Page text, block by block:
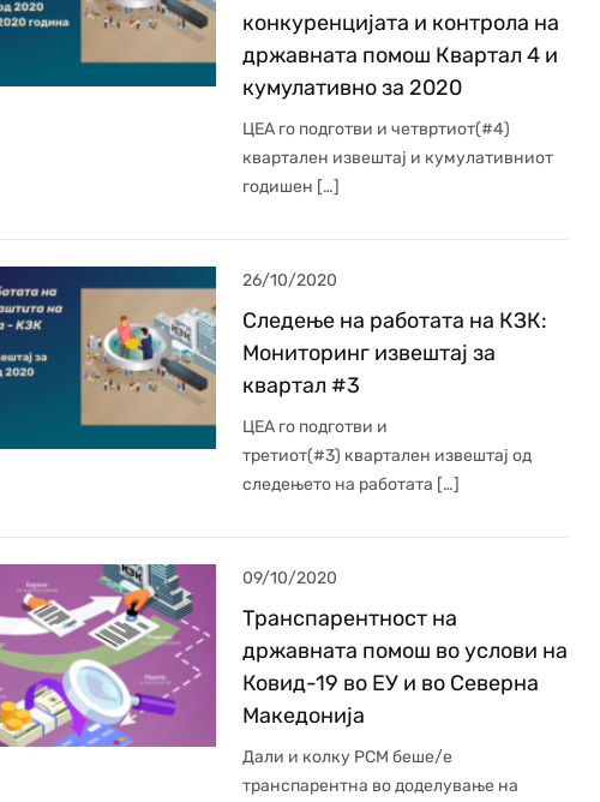
конкуренцијата и контрола на
државната помош Квартал 4 и
кумулативно за 2020
ЦЕА го подготви и четвртиот(#4)
квартален извештај и кумулативниот
годишен […]
26/10/2020
Следење на работата на КЗК:
Мониторинг извештај за
квартал #3
ЦЕА го подготви и
третиот(#3) квартален извештај од
следењето на работата […]
09/10/2020
Транспарентност на
државната помош во услови на
Ковид-19 во ЕУ и во Северна
Македонија
Дали и колку РСМ беше/е
транспарентна во доделување на